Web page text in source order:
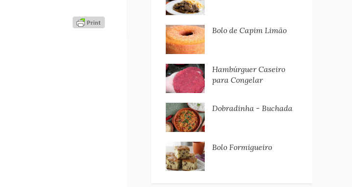
Bolo de Capim Limão
Hambúrguer Caseiro
para Congelar
Dobradinha - Buchada
Bolo Formigueiro